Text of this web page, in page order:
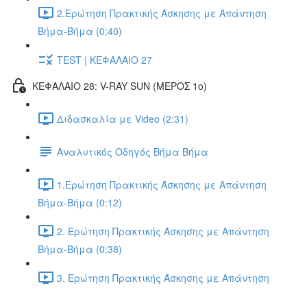
2.Ερώτηση Πρακτικής Άσκησης με Απάντηση
Βήμα-Βήμα (0:40)
TEST | ΚΕΦΑΛΑΙΟ 27
ΚΕΦΑΛΑΙΟ 28: V-RAY SUN (ΜΕΡΟΣ 1o)
Διδασκαλία με Video (2:31)
Αναλυτικός Οδηγός Βήμα Βήμα
1.Ερώτηση Πρακτικής Άσκησης με Απάντηση
Βήμα-Βήμα (0:12)
2. Ερώτηση Πρακτικής Άσκησης με Απάντηση
Βήμα-Βήμα (0:38)
3. Ερώτηση Πρακτικής Άσκησης με Απάντηση